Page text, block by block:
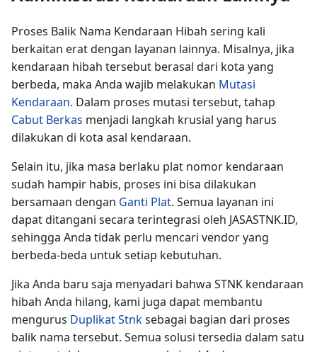
Proses Balik Nama Kendaraan Hibah sering kali
berkaitan erat dengan layanan lainnya. Misalnya, jika
kendaraan hibah tersebut berasal dari kota yang
berbeda, maka Anda wajib melakukan Mutasi
Kendaraan. Dalam proses mutasi tersebut, tahap
Cabut Berkas menjadi langkah krusial yang harus
dilakukan di kota asal kendaraan.
Selain itu, jika masa berlaku plat nomor kendaraan
sudah hampir habis, proses ini bisa dilakukan
bersamaan dengan Ganti Plat. Semua layanan ini
dapat ditangani secara terintegrasi oleh JASASTNK.ID,
sehingga Anda tidak perlu mencari vendor yang
berbeda-beda untuk setiap kebutuhan.
Jika Anda baru saja menyadari bahwa STNK kendaraan
hibah Anda hilang, kami juga dapat membantu
mengurus Duplikat Stnksebagai bagian dari proses
balik nama tersebut. Semua solusi tersedia dalam satu